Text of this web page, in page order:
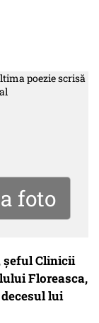
foto
şeful Clinicii
Floreasca,
lui